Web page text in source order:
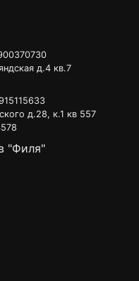
д.4 кв.7
д.28, к.1 кв 557
"Филя"